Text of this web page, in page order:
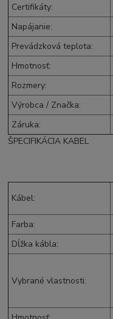
Certifikáty:
Napájanie:
Prevádzková teplota:
Hmotnosť:
Rozmery:
Výrobca / Značka:
Záruka:
ŠPECIFIKÁCIA KABEL
Kábel:
Farba:
Dĺžka kábla:
Vybrané vlastnosti: